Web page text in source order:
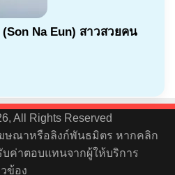
Na Eun) สาวสวยคน
All Rights Reserved
ษณาหรือลิงก์พันธมิตร หากคลิก
บค่าตอบแทนจากผู้ให้บริการ
ข้อง